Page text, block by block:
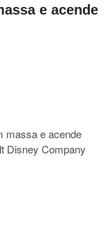
e acende
massa e acende
Disney Company